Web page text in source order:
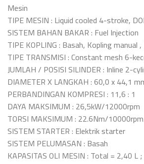
Mesin
TIPE MESIN : Liquid cooled 4-stroke,
SISTEM BAHAN BAKAR : Fuel Injection
TIPE KOPLING : Basah, Kopling manual
TIPE TRANSMISI : Constant mesh 6-
JUMLAH / POSISI SILINDER : Inline 2-
DIAMETER X LANGKAH : 60,0 x 44,1
PERBANDINGAN KOMPRESI : 11,6 : 1
DAYA MAKSIMUM : 26,5kW/12000rpm
TORSI MAKSIMUM : 22.6Nm/10000rpm
SISTEM STARTER : Elektrik starter
SISTEM PELUMASAN : Basah
KAPASITAS OLI MESIN : Total = 2,40 L